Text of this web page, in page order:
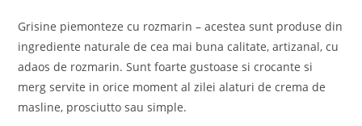
Grisine piemonteze cu rozmarin – acestea sunt produse din
ingrediente naturale de cea mai buna calitate, artizanal, cu
adaos de rozmarin. Sunt foarte gustoase si crocante si
merg servite in orice moment al zilei alaturi de crema de
masline, prosciutto sau simple.